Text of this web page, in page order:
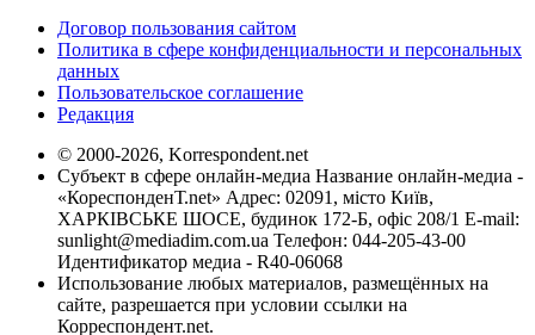
Договор пользования сайтом
Политика в сфере конфиденциальности и персональных
данных
Пользовательское соглашение
Редакция
© 2000-2026, Korrespondent.net
Субъект в сфере онлайн-медиа Название онлайн-медиа -
«КореспонденТ.net» Адрес: 02091, місто Київ,
ХАРКІВСЬКЕ ШОСЕ, будинок 172-Б, офіс 208/1 E-mail:
sunlight@mediadim.com.ua Телефон: 044-205-43-00
Идентификатор медиа - R40-06068
Использование любых материалов, размещённых на
сайте, разрешается при условии ссылки на
Корреспондент.net.